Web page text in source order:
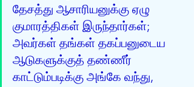
தேசத்து ஆசாரியனுக்கு ஏழு
குமாரத்திகள் இருந்தார்கள்;
அவர்கள் தங்கள் தகப்பனுடைய
ஆடுகளுக்குத் தண்ணீர்
காட்டும்படிக்கு அங்கே வந்து,